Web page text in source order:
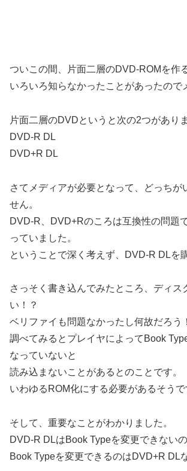
ついこの間、片面二層のDVD-ROMを作
いろいろ知らなかったことがあったので
片面二層のDVDというと次の2つがありま
DVD-R DL
DVD+R DL
さてメディアが必要となって、どっちが
せん。
DVD-R、DVD+Rのころは互換性の問題
っていました。
ということで深く考えず、DVD-R DLを
さっそく書き込んでみたところ、ディス
い！？
ベリファイも問題なかったし何故だろう
調べてみるとプレイヤによってBook
なっていないと
読み込まないことがあるとのことです。
いわゆるROM化にする必要があるそうで
そして、重要なことがわかりました。
DVD-R DLはBook Typeを変更できないの
Book Typeを変更できるのはDVD+R DL